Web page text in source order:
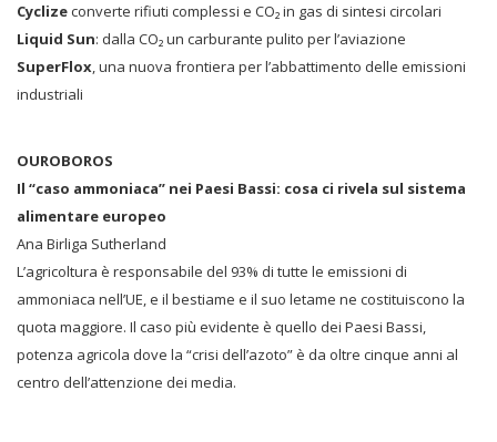
Cyclizeconverte rifiuti complessi e CO₂ in gas di sintesi circolari
Liquid Sun: dalla CO₂ un carburante pulito per l’aviazione
SuperFlox, una nuova frontiera per l’abbattimento delle emissioni
industriali
OUROBOROS
Il “caso ammoniaca” nei Paesi Bassi: cosa ci rivela sul sistema
alimentare europeo
Ana Birliga Sutherland
L’agricoltura è responsabile del 93% di tutte le emissioni di
ammoniaca nell’UE, e il bestiame e il suo letame ne costituiscono la
quota maggiore. Il caso più evidente è quello dei Paesi Bassi,
potenza agricola dove la “crisi dell’azoto” è da oltre cinque anni al
centro dell’attenzione dei media.